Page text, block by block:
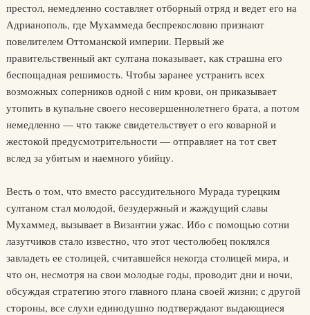
престол, немедленно составляет отборный отряд и ведет его на
Адрианополь, где Мухаммеда беспрекословно признают
повелителем Оттоманской империи. Первый же
правительственный акт султана показывает, как страшна его
беспощадная решимость. Чтобы заранее устранить всех
возможных соперников одной с ним крови, он приказывает
утопить в купальне своего несовершеннолетнего брата, а потом
немедленно — что также свидетельствует о его коварной и
жестокой предусмотрительности — отправляет на тот свет
вслед за убитым и наемного убийцу.
Весть о том, что вместо рассудительного Мурада турецким
султаном стал молодой, безудержный и жаждущий славы
Мухаммед, вызывает в Византии ужас. Ибо с помощью сотни
лазутчиков стало известно, что этот честолюбец поклялся
завладеть ее столицей, считавшейся некогда столицей мира, и
что он, несмотря на свои молодые годы, проводит дни и ночи,
обсуждая стратегию этого главного плана своей жизни; с другой
стороны, все слухи единодушно подтверждают выдающиеся